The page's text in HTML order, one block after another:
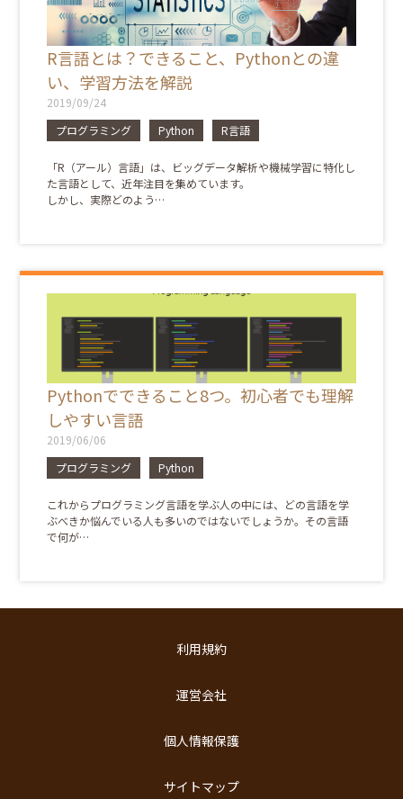
R言語とは？できること、Pythonとの違
い、学習方法を解説
2019/09/24
プログラミング
Python R言語
「R（アール）言語」は、ビッグデータ解析や機械学習に特化し
た言語として、近年注目を集めています。
しかし、実際どのよう…
Pythonでできること8つ。初心者でも理解
しやすい言語
2019/06/06
プログラミング
Python
これからプログラミング言語を学ぶ人の中には、どの言語を学
ぶべきか悩んでいる人も多いのではないでしょうか。その言語
で何が…
利用規約
運営会社
個人情報保護
サイトマップ